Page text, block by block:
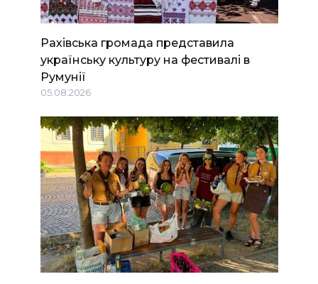
Рахівська громада представила
українську культуру на фестивалі в
Румунії
05.08.2026